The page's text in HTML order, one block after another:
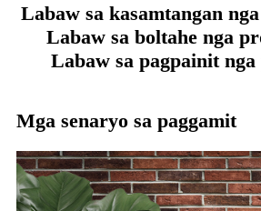
Labaw sa kasamtangan
Labaw sa boltahe nga
Labaw sa pagpainit
Mga senaryo sa paggamit